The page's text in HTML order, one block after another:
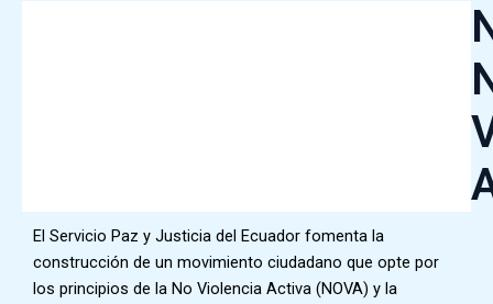
El Servicio Paz y Justicia del Ecuador fomenta la
construcción de un movimiento ciudadano que opte por
los principios de la No Violencia Activa (NOVA) y la